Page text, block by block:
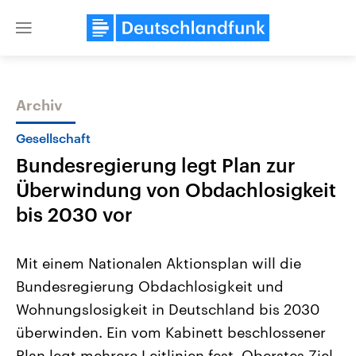
Close
Themen
2026
Alle Informationen
Sachsen-Anhalt wählt am 6.
September 2026 einen neuen
Landtag. Seit 2021 wird das
Bundesland von einer Koalition aus
Aktuelle Beiträge,
Hintergründe
Wirtschaftlich und
gehören die Vereinigten
den mächtigsten Ländern
mit großem Einfluss auf
Archiv
Gesellschaft
Bundesregierung legt Plan zur
Überwindung von Obdachlosigkeit
bis 2030 vor
Mit einem Nationalen Aktionsplan will die
Bundesregierung Obdachlosigkeit und
Wohnungslosigkeit in Deutschland bis 2030
überwinden. Ein vom Kabinett beschlossener